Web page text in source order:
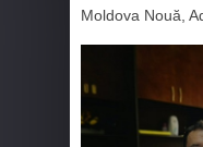
Moldova Nouă,